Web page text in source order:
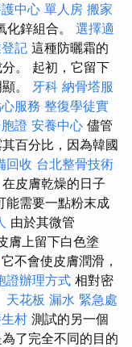
中心 單人房 搬家
化鋅組合。 選擇適
記 這種防曬霜的
。 起初，它留下
。 牙科 納骨塔服
服務 整復學徒實
證 安養中心 儘管
百分比，因為韓國
回收 台北整骨技術
皮膚乾燥的日子
能需要一點粉末成
由於其微管
膚上留下白色塗
它不會使皮膚潤滑，
證辦理方式 相對密
天花板 漏水 緊急處
村 測試的另一個
了完全不同的目的